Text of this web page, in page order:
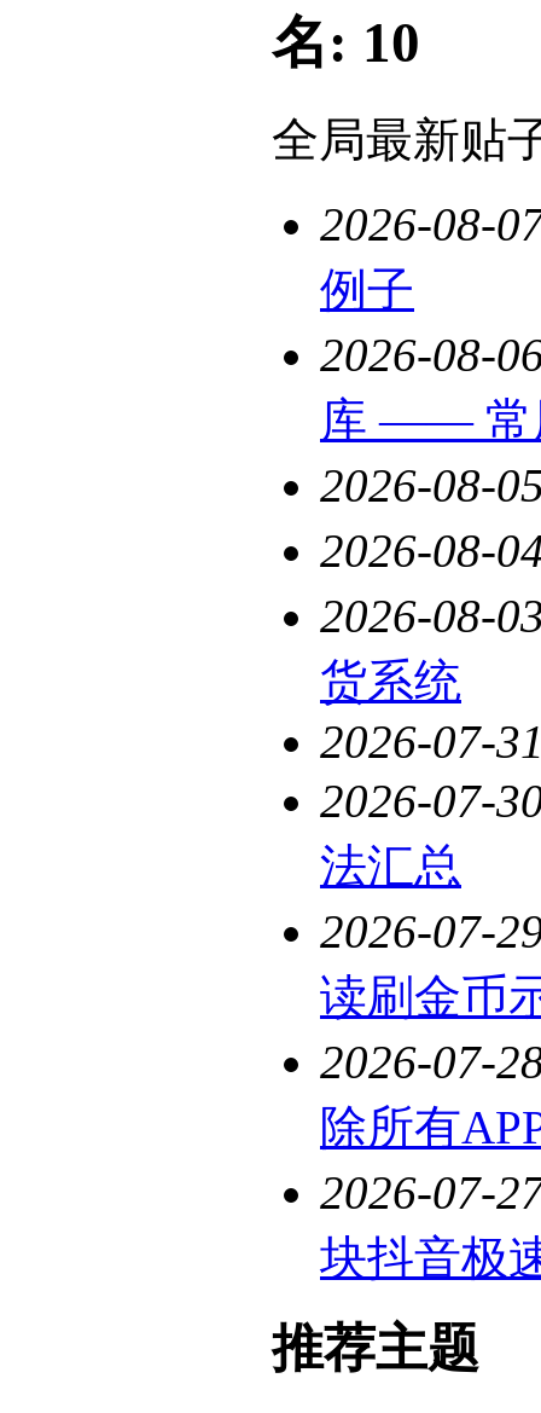
名: 10
全局最新贴
2026-08-
例子
2026-08-
库 —— 常
2026-08-
2026-08-
2026-08-
货系统
2026-07-
2026-07-
法汇总
2026-07-
读刷金币
2026-07-
除所有
2026-07-
块抖音极
推荐主题